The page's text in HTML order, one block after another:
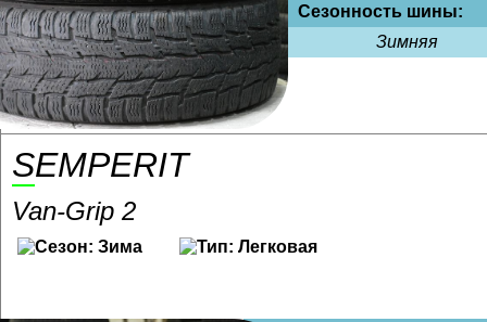
Сезонность шины:
Зимняя
SEMPERIT
Van-Grip 2